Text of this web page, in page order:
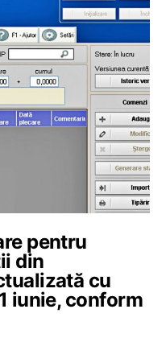
pentru
din
cu
iunie, conform